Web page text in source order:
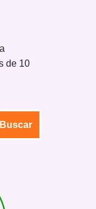
de 10
Buscar